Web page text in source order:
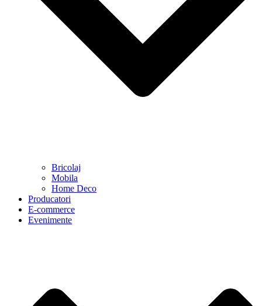
Bricolaj
Mobila
Home Deco
Producatori
E-commerce
Evenimente